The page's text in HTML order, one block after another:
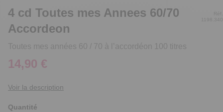
4 cd Toutes mes Annees 60/70
Accordeon
Toutes mes années 60 / 70 à l’accordéon 100 titres
Réf.
1198.340
14,90 €
Voir la description
Quantité